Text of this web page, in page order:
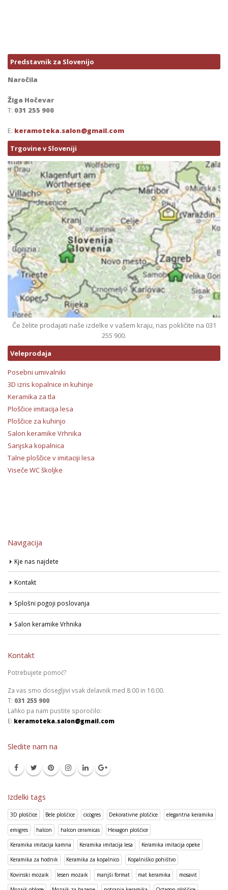
Predstavnik za Slovenijo
Naročila
Žiga Hočevar
T: 031 255 900
E: keramoteka.salon@gmail.com
Trgovine v Sloveniji
Če želite prodajati naše izdelke v vašem kraju, nas pokličite na 031
255 900.
Veleprodaja
Posebni umivalniki
3D izris kopalnice in kuhinje
Keramika za tla
Ploščice imitacija lesa
Ploščice za kuhinjo
Salon keramike Vrhnika
Sanjska kopalnica
Talne ploščice v imitaciji lesa
Viseče WC školjke
Navigacija
Kje nas najdete
Kontakt
Splošni pogoji poslovanja
Salon keramike Vrhnika
Kontakt
Potrebujete pomoč?
Za vas smo dosegljivi vsak delavnik med 8:00 in 16:00.
T: 031 255 900
Lahko pa nam pustite sporočilo:
E: keramoteka.salon@gmail.com
Sledite nam na
Izdelki tags
3D ploščice Bele ploščice cicogres Dekorativne ploščice elegantna keramika
emigres halcon halcon ceramicas Hexagon ploščice
Keramika imitacija kamna Keramika imitacija lesa Keramika imitacija opeke
Keramika za hodnik Keramika za kopalnico Kopalniško pohištvo
Kovinski mozaik lesen mozaik manjši format mat keramika mosavit